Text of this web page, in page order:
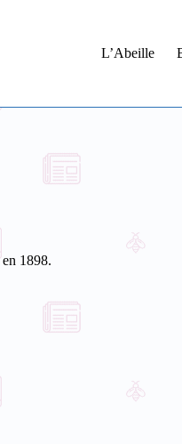
L’Abeille
en 1898.